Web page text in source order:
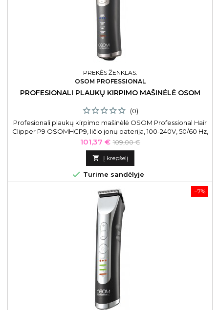
PREKĖS ŽENKLAS:
OSOM PROFESSIONAL
PROFESIONALI PLAUKŲ KIRPIMO MAŠINĖLĖ OSOM
(0)
Profesionali plaukų kirpimo mašinėlė OSOM Professional Hair
Clipper P9 OSOMHCP9, ličio jonų baterija, 100-240V, 50/60 Hz,
pilkos spalvos. Profesionali plaukų kirpimo mašinėlė gali veikti
4 val. pilna įkrova arba galima naudoti prijungtą su laidu.
Kaina
101,37 € Bazinė
kaina
109,00 €
 Į krepšelį
 Turime sandėlyje
−7%